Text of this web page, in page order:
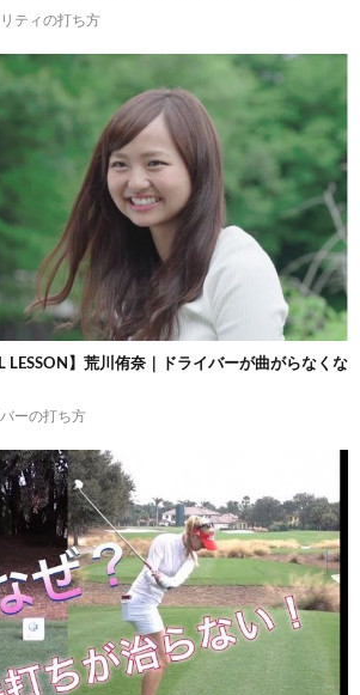
ティの打ち方
LESSON】荒川侑奈｜ドライバーが曲がらなくな
バーの打ち方